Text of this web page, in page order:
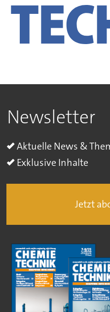
Newsletter
Aktuelle News &
Exklusive Inhalte
Jetzt